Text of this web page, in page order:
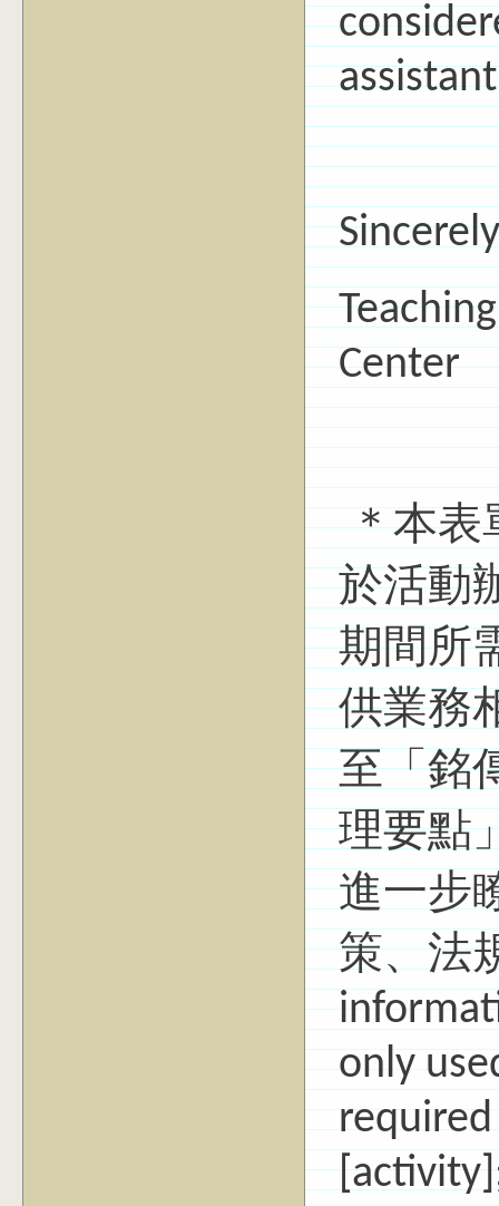
Center
＊本表
於活動
期間所
供業務
至「銘
理要點
進一步
策、法
only